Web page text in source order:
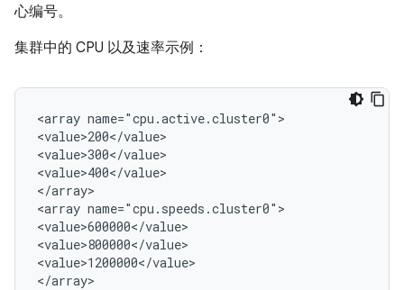
心编号。
集群中的 CPU 以及速率示例：
<array name="cpu.active.cluster0">
<value>200</value>
<value>300</value>
<value>400</value>
</array>
<array name="cpu.speeds.cluster0">
<value>600000</value>
<value>800000</value>
<value>1200000</value>
</array>